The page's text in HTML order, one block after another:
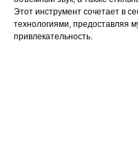
Этот инструмент сочетает в
технологиями, предоставляя
привлекательность.